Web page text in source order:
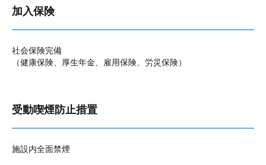
加入保険
社会保険完備
（健康保険、厚生年金、雇用保険、労災保険）
受動喫煙防止措置
施設内全面禁煙